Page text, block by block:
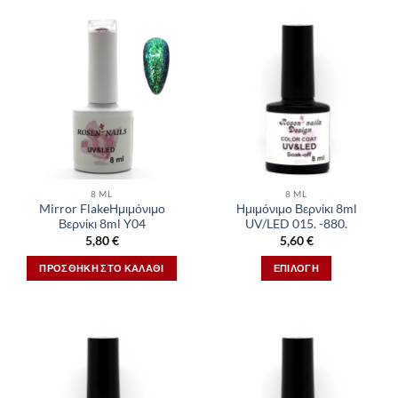
8 ML
Mirror FlakeΗμιμόνιμο
Βερνίκι 8ml Y04
5,80€
ΠΡΟΣΘΉΚΗ ΣΤΟ ΚΑΛΆΘΙ
8 ML
Ημιμόνιμο Βερνίκι 8ml
UV/LED 015. -880.
5,60€
ΕΠΙΛΟΓΉ
πολλαπλές
παραλλαγές.